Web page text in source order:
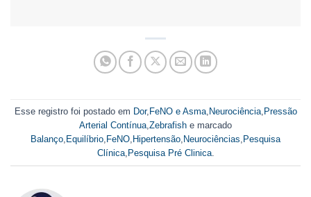
Esse registro foi postado em Dor, FeNO e Asma, Neurociência, Pressão
Arterial Contínua Zebrafish e marcado
Balanço Equilíbrio FeNO Hipertensão Neurociências Pesquisa
Clínica, Pesquisa Pré Clinica.